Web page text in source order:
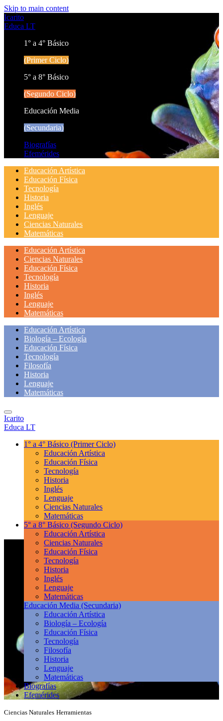
Skip to main content
Icarito
Educa LT
1° a 4° Básico
(Primer Ciclo)
5° a 8° Básico
(Segundo Ciclo)
Educación Media
(Secundaria)
Biografías
Efemérides
Educación Artística
Educación Física
Tecnología
Historia
Inglés
Lenguaje
Ciencias Naturales
Matemáticas
Educación Artística
Ciencias Naturales
Educación Física
Tecnología
Historia
Inglés
Lenguaje
Matemáticas
Educación Artística
Biología – Ecología
Educación Física
Tecnología
Filosofía
Historia
Lenguaje
Matemáticas
Icarito
Educa LT
1° a 4° Básico (Primer Ciclo)
Educación Artística
Educación Física
Tecnología
Historia
Inglés
Lenguaje
Ciencias Naturales
Matemáticas
5° a 8° Básico (Segundo Ciclo)
Educación Artística
Ciencias Naturales
Educación Física
Tecnología
Historia
Inglés
Lenguaje
Matemáticas
Educación Media (Secundaria)
Educación Artística
Biología – Ecología
Educación Física
Tecnología
Filosofía
Historia
Lenguaje
Matemáticas
Biografías
Efemérides
Ciencias Naturales Herramientas